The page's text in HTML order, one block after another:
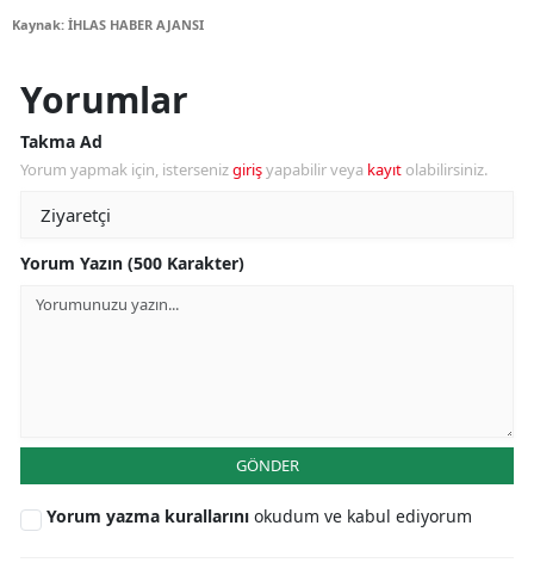
Kaynak: İHLAS HABER AJANSI
Yorumlar
Takma Ad
Yorum yapmak için, istersenizgirişyapabilir veya kayıt olabilirsiniz.
Yorum Yazın (500 Karakter)
GÖNDER
Yorum yazma kurallarını okudum ve kabul ediyorum